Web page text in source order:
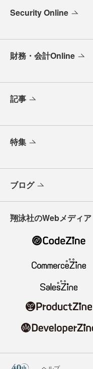
Security Online
財務・会計Online
記事
特集
ブログ
翔泳社のWebメディア